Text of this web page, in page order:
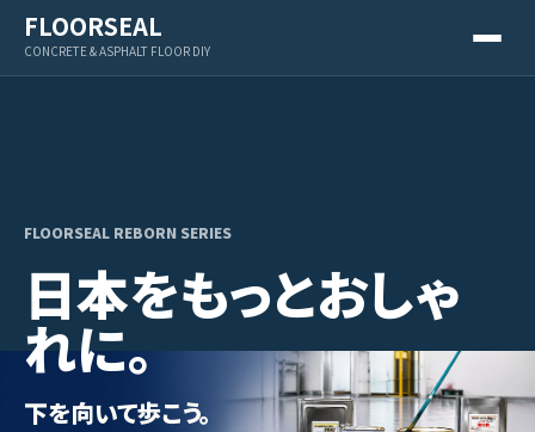
FLOORSEAL
CONCRETE & ASPHALT FLOOR DIY
FLOORSEAL REBORN SERIES
日本をもっとおしゃ
れに。
下を向いて歩こう。